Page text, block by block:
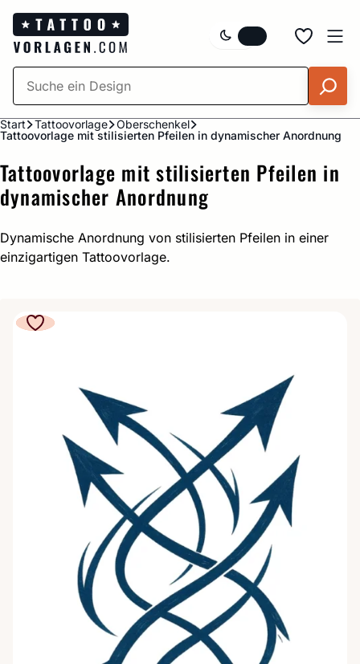
Zum
Inhalt
springen
Start Tattoovorlage
Oberschenkel
Tattoovorlage mit stilisierten Pfeilen in dynamischer Anordnung
Tattoovorlage mit stilisierten Pfeilen in
dynamischer Anordnung
Dynamische Anordnung von stilisierten Pfeilen in einer
einzigartigen Tattoovorlage.